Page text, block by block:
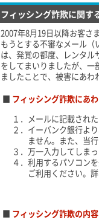
フィッシング詐欺に関す
2007年8月19日以降お客さ
もうとする不審なメール
は、発覚の都度、レンタ
をしてまいりましたが、
ましたことで、被害にあわ
■ フィッシング詐欺にあ
１． メールに記載され
２． イーバンク銀行よ
ません。また、当
３． 万一入力してしま
４． 利用するパソコン
ご利用ください。
■ フィッシング詐欺の内容